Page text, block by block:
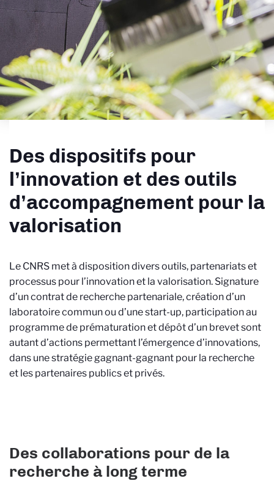
Des dispositifs pour
l’innovation et des outils
d’accompagnement pour la
valorisation
Le CNRS met à disposition divers outils, partenariats et
processus pour l’innovation et la valorisation. Signature
d’un contrat de recherche partenariale, création d’un
laboratoire commun ou d’une start-up, participation au
programme de prématuration et dépôt d’un brevet sont
autant d’actions permettant l’émergence d’innovations,
dans une stratégie gagnant-gagnant pour la recherche
et les partenaires publics et privés.
Des collaborations pour de la
recherche à long terme